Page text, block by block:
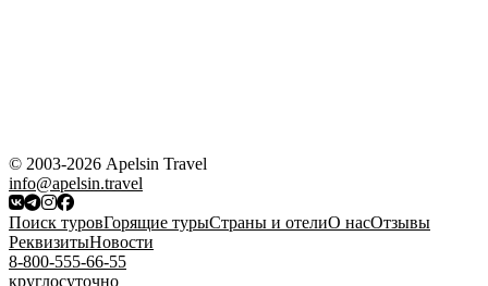
© 2003-2026 Apelsin Travel
info@apelsin.travel
Поиск туровГорящие турыСтраны и отелиО насОтзывы
РеквизитыНовости
8-800-555-66-55
круглосуточно